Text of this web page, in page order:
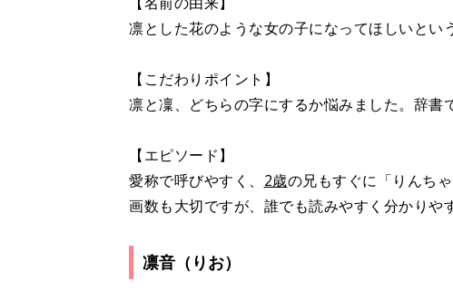
凛とした花のような女の子になってほしいとい
【こだわりポイント】
凛と凜、どちらの字にするか悩みました。辞書
【エピソード】
愛称で呼びやすく、 2歳の兄もすぐに「りんち
画数も大切ですが、誰でも読みやすく分かりや
凛音（りお）